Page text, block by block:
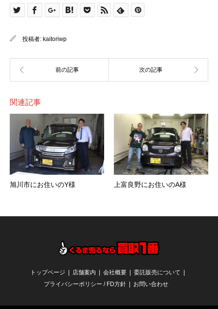
投稿者: kaitoriwp
関連記事
旭川市にお住いのY様 上富良野にお住いのA様
トップページ 店舗案内 会社概要
委託販売について
プライバシーポリシー / FD方針
お問い合わせ